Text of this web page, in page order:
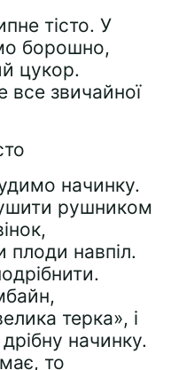
тісто. У
борошно,
цукор.
все звичайної
начинку.
рушником
плоди навпіл.
терка», і
начинку.
то